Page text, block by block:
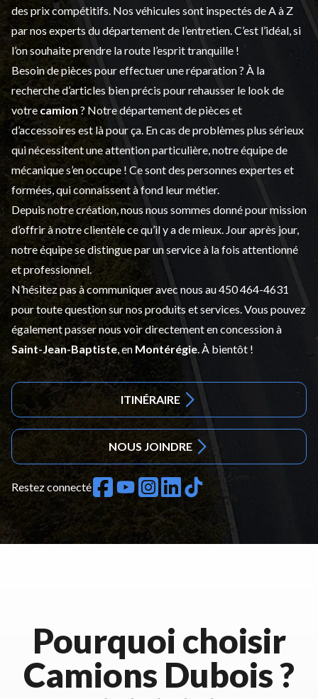
des prix compétitifs. Nos véhicules sont inspectés de A à Z
par nos experts du département de l’entretien . C’est l’idéal, si
l’on souhaite prendre la route l’esprit tranquille !
Besoin de pièces pour effectuer une réparation ? À la
recherche d’articles bien précis pour rehausser le look de
votre camion ? Notre département depièces et
d’accessoiresest là pour ça. En cas de problèmes plus sérieux
qui nécessitent une attention particulière, notre équipe de
mécanique s’en occupe ! Ce sont des personnes expertes et
formées, qui connaissent à fond leur métier.
Depuis notre création, nous nous sommes donné pour mission
d’offrir à notre clientèle ce qu’il y a de mieux. Jour après jour,
notre équipe se distingue par un service à la fois attentionné
et professionnel.
N’hésitez pas à communiquer avec nous au450 464-4631
pour toute question sur nos produits et services. Vous pouvez
également passer nous voir directement en concession à
Saint-Jean-Baptiste , en Montérégie . À bientôt !
ITINÉRAIRE
NOUS JOINDRE
Restez connecté
Pourquoi choisir
Camions Dubois ?